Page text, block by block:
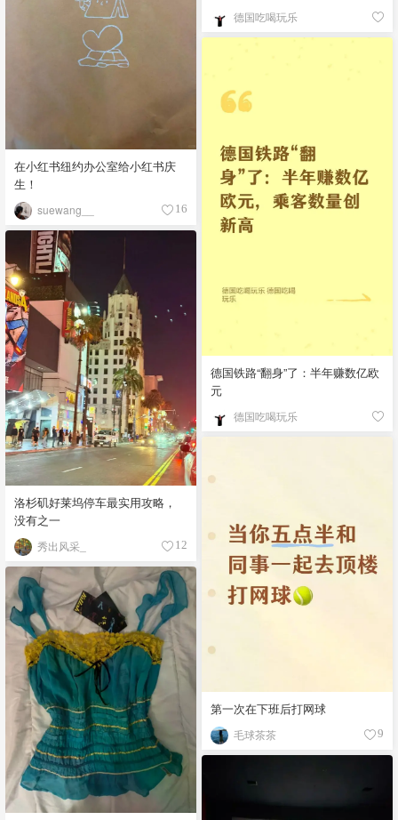
德国吃喝玩乐
在小红书纽约办公室给小红书庆
生！
suewang__ 16
德国铁路“翻身”了：半年赚数亿欧
元
德国吃喝玩乐
洛杉矶好莱坞停车最实用攻略，
没有之一
秀出风采_ 12
第一次在下班后打网球
毛球茶茶 9